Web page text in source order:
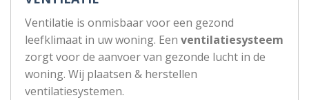
Ventilatie is onmisbaar voor een gezond
leefklimaat in uw woning. Een ventilatiesysteem
zorgt voor de aanvoer van gezonde lucht in de
woning. Wij plaatsen & herstellen
ventilatiesystemen.